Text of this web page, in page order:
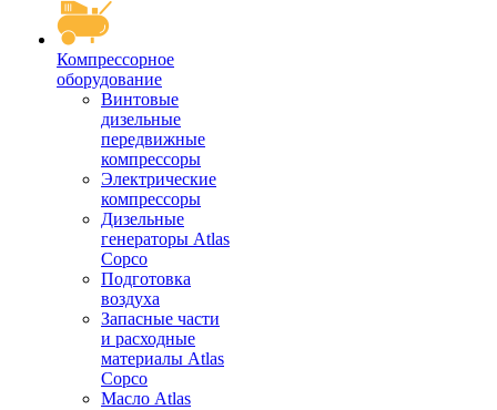
Компрессорное
оборудование
Винтовые
дизельные
передвижные
компрессоры
Электрические
компрессоры
Дизельные
генераторы Atlas
Copco
Подготовка
воздуха
Запасные части
и расходные
материалы Atlas
Copco
Масло Atlas